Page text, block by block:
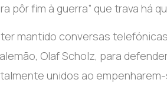
pôr fim à guerra” que trava há
mantido conversas
Olaf Scholz, para
unidos ao